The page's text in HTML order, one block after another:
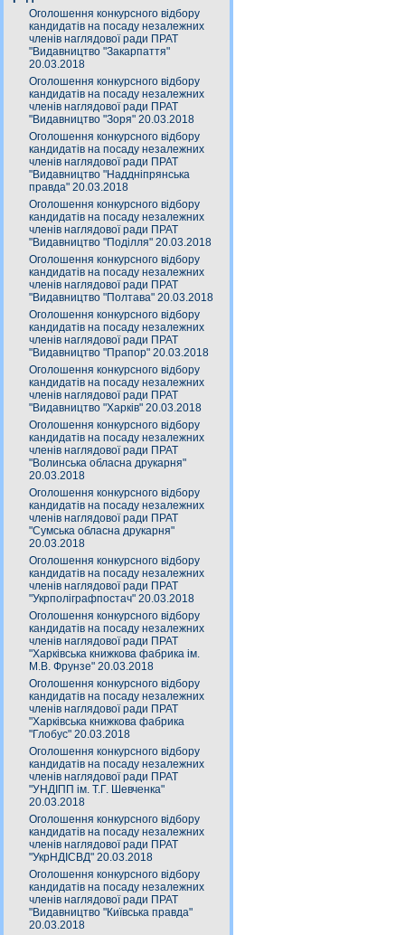
Оголошення конкурсного відбору
кандидатів на посаду незалежних
членів наглядової ради ПРАТ
"Видавництво "Закарпаття"
20.03.2018
Оголошення конкурсного відбору
кандидатів на посаду незалежних
членів наглядової ради ПРАТ
"Видавництво "Зоря" 20.03.2018
Оголошення конкурсного відбору
кандидатів на посаду незалежних
членів наглядової ради ПРАТ
"Видавництво "Наддніпрянська
правда" 20.03.2018
Оголошення конкурсного відбору
кандидатів на посаду незалежних
членів наглядової ради ПРАТ
"Видавництво "Поділля" 20.03.2018
Оголошення конкурсного відбору
кандидатів на посаду незалежних
членів наглядової ради ПРАТ
"Видавництво "Полтава" 20.03.2018
Оголошення конкурсного відбору
кандидатів на посаду незалежних
членів наглядової ради ПРАТ
"Видавництво "Прапор" 20.03.2018
Оголошення конкурсного відбору
кандидатів на посаду незалежних
членів наглядової ради ПРАТ
"Видавництво "Харків" 20.03.2018
Оголошення конкурсного відбору
кандидатів на посаду незалежних
членів наглядової ради ПРАТ
"Волинська обласна друкарня"
20.03.2018
Оголошення конкурсного відбору
кандидатів на посаду незалежних
членів наглядової ради ПРАТ
"Сумська обласна друкарня"
20.03.2018
Оголошення конкурсного відбору
кандидатів на посаду незалежних
членів наглядової ради ПРАТ
"Укрполіграфпостач" 20.03.2018
Оголошення конкурсного відбору
кандидатів на посаду незалежних
членів наглядової ради ПРАТ
"Харківська книжкова фабрика ім.
М.В. Фрунзе" 20.03.2018
Оголошення конкурсного відбору
кандидатів на посаду незалежних
членів наглядової ради ПРАТ
"Харківська книжкова фабрика
"Глобус" 20.03.2018
Оголошення конкурсного відбору
кандидатів на посаду незалежних
членів наглядової ради ПРАТ
"УНДІПП ім. Т.Г. Шевченка"
20.03.2018
Оголошення конкурсного відбору
кандидатів на посаду незалежних
членів наглядової ради ПРАТ
"УкрНДІСВД" 20.03.2018
Оголошення конкурсного відбору
кандидатів на посаду незалежних
членів наглядової ради ПРАТ
"Видавництво "Київська правда"
20.03.2018